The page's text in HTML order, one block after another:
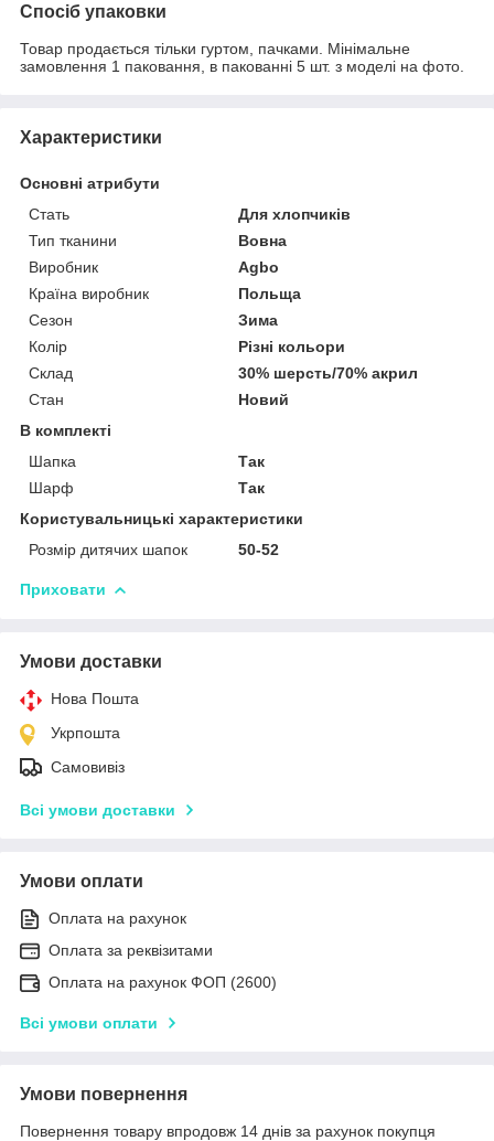
Спосіб упаковки
Товар продається тільки гуртом, пачками. Мінімальне
замовлення 1 паковання, в пакованні 5 шт. з моделі на фото.
Характеристики
Основні атрибути
Стать
Для хлопчиків
Тип тканини
Вовна
Виробник
Agbo
Країна виробник
Польща
Сезон
Зима
Колір
Різні кольори
Склад
30% шерсть/70% акрил
Стан
Новий
В комплекті
Шапка
Так
Шарф
Так
Користувальницькі характеристики
Розмір дитячих шапок
50-52
Приховати
Умови доставки
Нова Пошта
Укрпошта
Самовивіз
Всі умови доставки
Умови оплати
Оплата на рахунок
Оплата за реквізитами
Оплата на рахунок ФОП (2600)
Всі умови оплати
Умови повернення
Повернення товару впродовж 14 днів за рахунок покупця